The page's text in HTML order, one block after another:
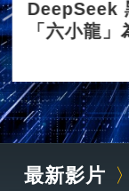
DeepSeek
「六小龍
最新影片